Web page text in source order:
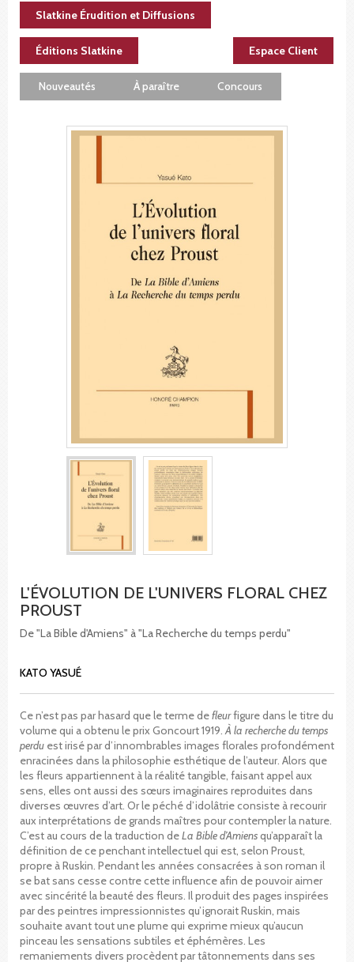
Slatkine Érudition et Diffusions
Éditions Slatkine Espace Client
Nouveautés À paraître Concours
L'ÉVOLUTION DE L'UNIVERS FLORAL CHEZ
PROUST
De "La Bible d'Amiens" à "La Recherche du temps perdu"
KATO YASUÉ
Ce n’est pas par hasard que le terme defleurfigure dans le titre du
volume qui a obtenu le prix Goncourt 1919.À la recherche du temps
perdu est irisé par d’innombrables images florales profondément
enracinées dans la philosophie esthétique de l’auteur. Alors que
les fleurs appartiennent à la réalité tangible, faisant appel aux
sens, elles ont aussi des sœurs imaginaires reproduites dans
diverses œuvres d’art. Or le péché d’idolâtrie consiste à recourir
aux interprétations de grands maîtres pour contempler la nature.
C’est au cours de la traduction deLa Bible d’Amiensqu’apparaît la
définition de ce penchant intellectuel qui est, selon Proust,
propre à Ruskin. Pendant les années consacrées à son roman il
se bat sans cesse contre cette influence afin de pouvoir aimer
avec sincérité la beauté des fleurs. Il produit des pages inspirées
par des peintres impressionnistes qu’ignorait Ruskin, mais
souhaite avant tout une plume qui exprime mieux qu’aucun
pinceau les sensations subtiles et éphémères. Les
remaniements divers procèdent par tâtonnements dans ses